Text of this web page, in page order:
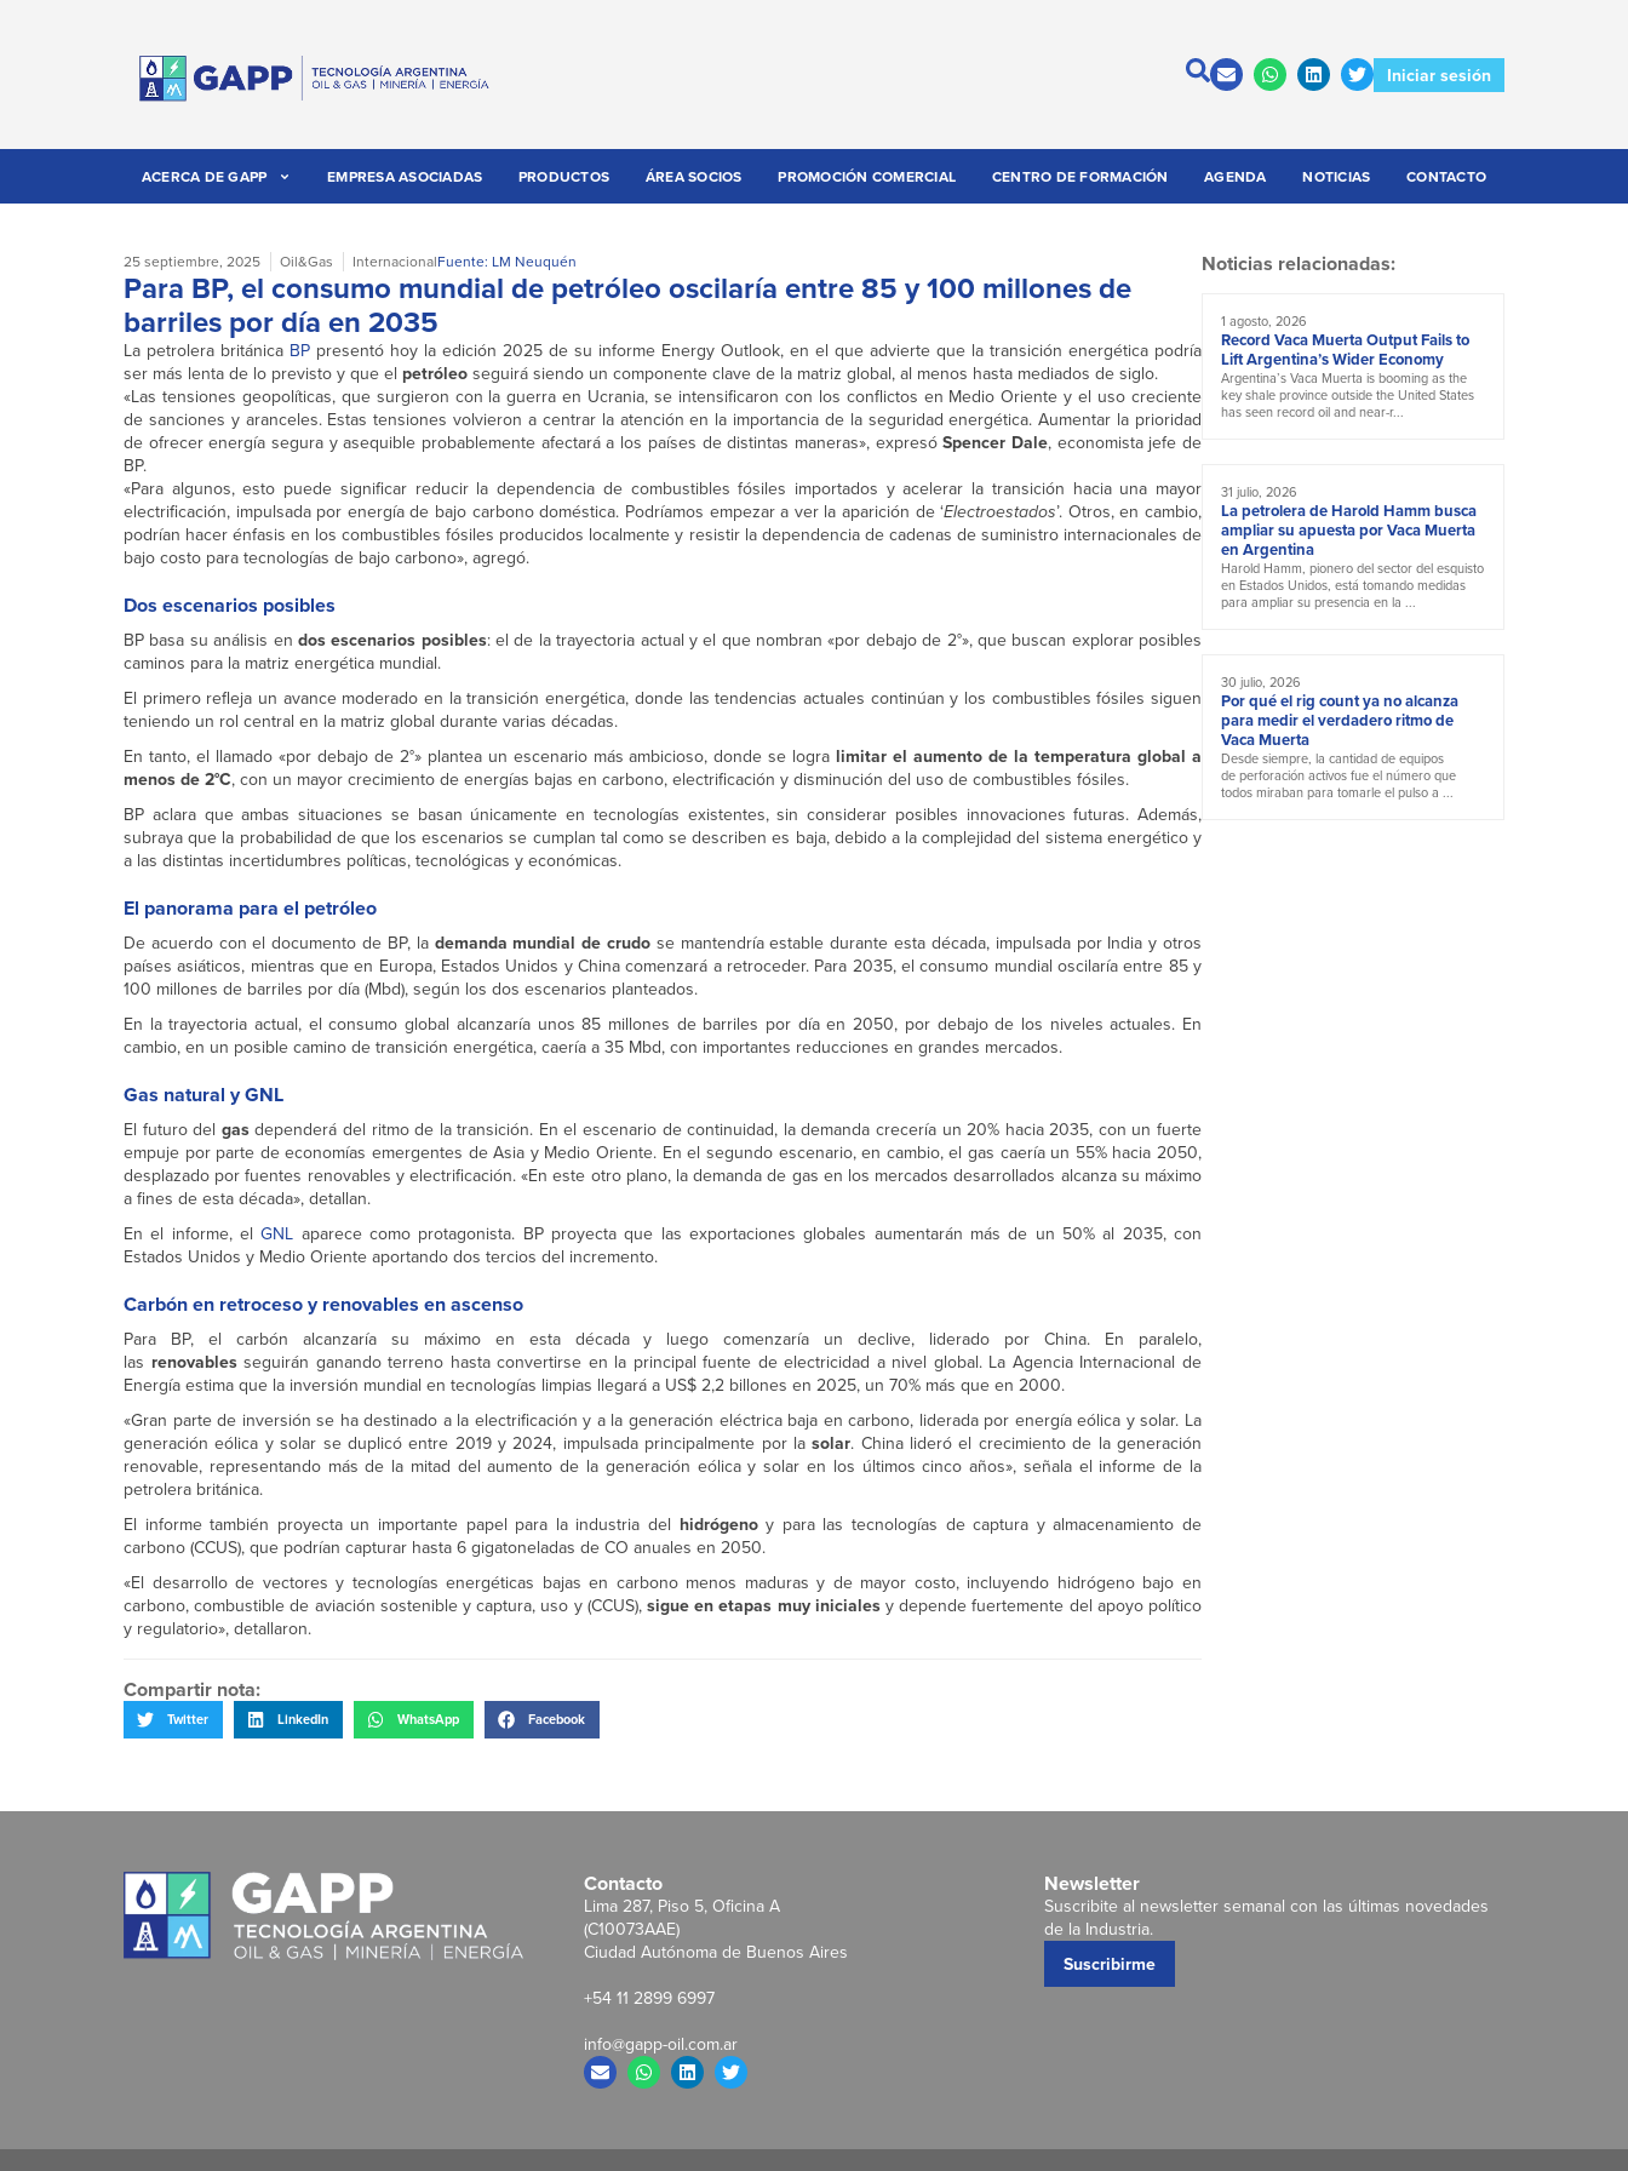
Iniciar sesión
ACERCA DE GAPP EMPRESA ASOCIADAS PRODUCTOS ÁREA SOCIOS PROMOCIÓN COMERCIAL CENTRO DE FORMACIÓN AGENDA NOTICIAS CONTACTO
25 septiembre, 2025 Oil&Gas InternacionalFuente: LM Neuquén
Para BP, el consumo mundial de petróleo oscilaría entre 85 y 100 millones de
barriles por día en 2035
La petrolera británica BP presentó hoy la edición 2025 de su informe Energy Outlook, en el que advierte que la transición energética podría
ser más lenta de lo previsto y que el petróleo seguirá siendo un componente clave de la matriz global, al menos hasta mediados de siglo.
«Las tensiones geopolíticas, que surgieron con la guerra en Ucrania, se intensificaron con los conflictos en Medio Oriente y el uso creciente
de sanciones y aranceles. Estas tensiones volvieron a centrar la atención en la importancia de la seguridad energética. Aumentar la prioridad
de ofrecer energía segura y asequible probablemente afectará a los países de distintas maneras», expresóSpencer Dale, economista jefe de
BP.
«Para algunos, esto puede significar reducir la dependencia de combustibles fósiles importados y acelerar la transición hacia una mayor
electrificación, impulsada por energía de bajo carbono doméstica. Podríamos empezar a ver la aparición de ‘Electroestados’. Otros, en cambio,
podrían hacer énfasis en los combustibles fósiles producidos localmente y resistir la dependencia de cadenas de suministro internacionales de
bajo costo para tecnologías de bajo carbono», agregó.
Dos escenarios posibles
BP basa su análisis en dos escenarios posibles: el de la trayectoria actual y el que nombran «por debajo de 2°», que buscan explorar posibles
caminos para la matriz energética mundial.
El primero refleja un avance moderado en la transición energética, donde las tendencias actuales continúan y los combustibles fósiles siguen
teniendo un rol central en la matriz global durante varias décadas.
En tanto, el llamado «por debajo de 2°» plantea un escenario más ambicioso, donde se logra limitar el aumento de la temperatura global a
menos de 2°C, con un mayor crecimiento de energías bajas en carbono, electrificación y disminución del uso de combustibles fósiles.
BP aclara que ambas situaciones se basan únicamente en tecnologías existentes, sin considerar posibles innovaciones futuras. Además,
subraya que la probabilidad de que los escenarios se cumplan tal como se describen es baja, debido a la complejidad del sistema energético y
a las distintas incertidumbres políticas, tecnológicas y económicas.
El panorama para el petróleo
De acuerdo con el documento de BP, la demanda mundial de crudo se mantendría estable durante esta década, impulsada por India y otros
países asiáticos, mientras que en Europa, Estados Unidos y China comenzará a retroceder. Para 2035, el consumo mundial oscilaría entre 85 y
100 millones de barriles por día (Mbd), según los dos escenarios planteados.
En la trayectoria actual, el consumo global alcanzaría unos 85 millones de barriles por día en 2050, por debajo de los niveles actuales. En
cambio, en un posible camino de transición energética, caería a 35 Mbd, con importantes reducciones en grandes mercados.
Gas natural y GNL
El futuro del gasdependerá del ritmo de la transición. En el escenario de continuidad, la demanda crecería un 20% hacia 2035, con un fuerte
empuje por parte de economías emergentes de Asia y Medio Oriente. En el segundo escenario, en cambio, el gas caería un 55% hacia 2050,
desplazado por fuentes renovables y electrificación. «En este otro plano, la demanda de gas en los mercados desarrollados alcanza su máximo
a fines de esta década», detallan.
En el informe, elGNL aparece como protagonista. BP proyecta que las exportaciones globales aumentarán más de un 50% al 2035, con
Estados Unidos y Medio Oriente aportando dos tercios del incremento.
Carbón en retroceso y renovables en ascenso
Para BP, el carbón alcanzaría su máximo en esta década y luego comenzaría un declive, liderado por China. En paralelo,
las renovablesseguirán ganando terreno hasta convertirse en la principal fuente de electricidad a nivel global. La Agencia Internacional de
Energía estima que la inversión mundial en tecnologías limpias llegará a US$ 2,2 billones en 2025, un 70% más que en 2000.
«Gran parte de inversión se ha destinado a la electrificación y a la generación eléctrica baja en carbono, liderada por energía eólica y solar. La
generación eólica y solar se duplicó entre 2019 y 2024, impulsada principalmente por lasolar. China lideró el crecimiento de la generación
renovable, representando más de la mitad del aumento de la generación eólica y solar en los últimos cinco años», señala el informe de la
petrolera británica.
El informe también proyecta un importante papel para la industria del hidrógenoy para las tecnologías de captura y almacenamiento de
carbono (CCUS), que podrían capturar hasta 6 gigatoneladas de CO anuales en 2050.
«El desarrollo de vectores y tecnologías energéticas bajas en carbono menos maduras y de mayor costo, incluyendo hidrógeno bajo en
carbono, combustible de aviación sostenible y captura, uso y (CCUS), sigue en etapas muy inicialesy depende fuertemente del apoyo político
y regulatorio», detallaron.
Compartir nota:
Twitter LinkedIn WhatsApp Facebook
Noticias relacionadas:
1 agosto, 2026
Record Vaca Muerta Output Fails to
Lift Argentina’s Wider Economy
Argentina’s Vaca Muerta is booming as the
key shale province outside the United States
has seen record oil and near-r...
31 julio, 2026
La petrolera de Harold Hamm busca
ampliar su apuesta por Vaca Muerta
en Argentina
Harold Hamm, pionero del sector del esquisto
en Estados Unidos, está tomando medidas
para ampliar su presencia en la ...
30 julio, 2026
Por qué el rig count ya no alcanza
para medir el verdadero ritmo de
Vaca Muerta
Desde siempre, la cantidad de equipos
de perforación activos fue el número que
todos miraban para tomarle el pulso a ...
Contacto
Lima 287, Piso 5, Oficina A
(C10073AAE)
Ciudad Autónoma de Buenos Aires
+54 11 2899 6997
info@gapp-oil.com.ar
Newsletter
Suscribite al newsletter semanal con las últimas novedades
de la Industria.
Suscribirme